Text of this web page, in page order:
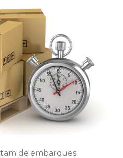
de embarques